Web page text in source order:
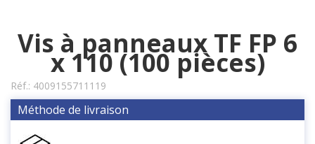
Vis à panneaux TF FP 6
x 110 (100 pièces)
Réf.: 4009155711119
Méthode de livraison